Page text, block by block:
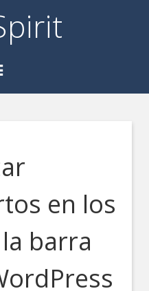
en los
barra